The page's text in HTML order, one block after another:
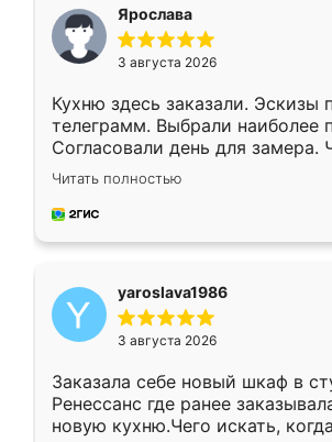
Ярослава
3 августа 2026
Кухню здесь заказали. Эскизы
телеграмм. Выбрали наиболее
Согласовали день для замера.
недели кухня была уже готова.
довольны работой. Спасибо
мебель за качественную работу!
Читать полностью
yaroslava1986
3 августа 2026
Заказала себе новый шкаф в
Ренессанс где ранее
новую кухню.Чего искать,